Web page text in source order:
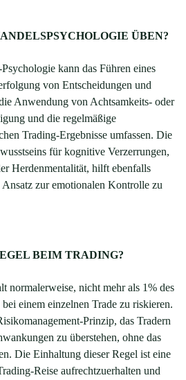
ÜBEN?
kann das Führen eines
von Entscheidungen und
Anwendung von Achtsamkeits- oder
und die regelmäßige
Trading-Ergebnisse umfassen. Die
für kognitive Verzerrungen,
Herdenmentalität, hilft ebenfalls
zur emotionalen Kontrolle zu
BEIM TRADING?
normalerweise, nicht mehr als 1% des
einem einzelnen Trade zu riskieren.
Prinzip, das Tradern
zu überstehen, ohne das
Die Einhaltung dieser Regel ist eine
Reise aufrechtzuerhalten und